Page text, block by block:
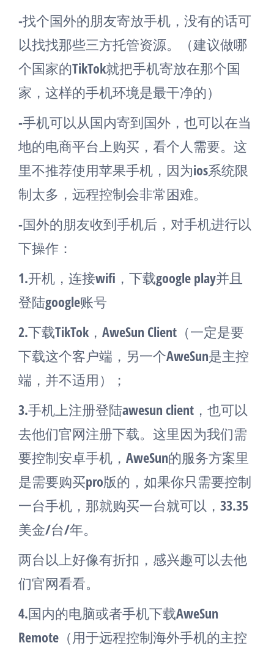
-找个国外的朋友寄放手机，没有的话可
以找找那些三方托管资源。（建议做哪
个国家的TikTok就把手机寄放在那个国
家，这样的手机环境是最干净的）
-手机可以从国内寄到国外，也可以在当
地的电商平台上购买，看个人需要。这
里不推荐使用苹果手机，因为ios系统限
制太多，远程控制会非常困难。
-国外的朋友收到手机后，对手机进行以
下操作：
1.开机，连接wifi，下载google play并且
登陆google账号
2.下载TikTok，AweSun Client（一定是要
下载这个客户端，另一个AweSun是主控
端，并不适用）；
3.手机上注册登陆awesun client，也可以
去他们官网注册下载。这里因为我们需
要控制安卓手机，AweSun的服务方案里
是需要购买pro版的，如果你只需要控制
一台手机，那就购买一台就可以，33.35
美金/台/年。
两台以上好像有折扣，感兴趣可以去他
们官网看看。
4.国内的电脑或者手机下载AweSun
Remote（用于远程控制海外手机的主控